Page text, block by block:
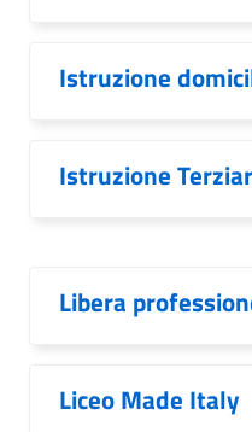
Istruzione
Istruzione
Libera
Liceo Made Italy